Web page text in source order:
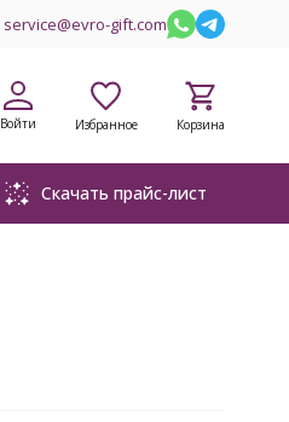
service@evro-gift.com
Войти Избранное Корзина
Скачать прайс-лист